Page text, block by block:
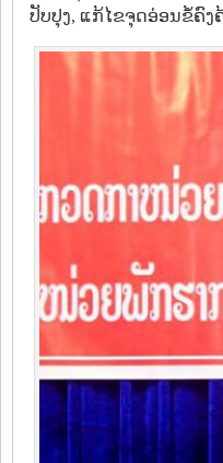
ປັບປຸງ, ແກ້ໄຂຈຸດອ່ອນຂໍ້ຄົງ